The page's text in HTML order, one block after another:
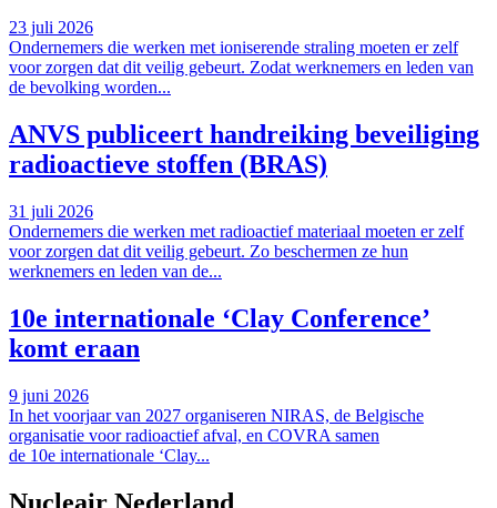
23 juli 2026
Ondernemers die werken met ioniserende straling moeten er zelf
voor zorgen dat dit veilig gebeurt. Zodat werknemers en leden van
de bevolking worden...
ANVS publiceert handreiking beveiliging
radioactieve stoffen (BRAS)
31 juli 2026
Ondernemers die werken met radioactief materiaal moeten er zelf
voor zorgen dat dit veilig gebeurt. Zo beschermen ze hun
werknemers en leden van de...
10e internationale ‘Clay Conference’
komt eraan
9 juni 2026
In het voorjaar van 2027 organiseren NIRAS, de Belgische
organisatie voor radioactief afval, en COVRA samen
de 10e internationale ‘Clay...